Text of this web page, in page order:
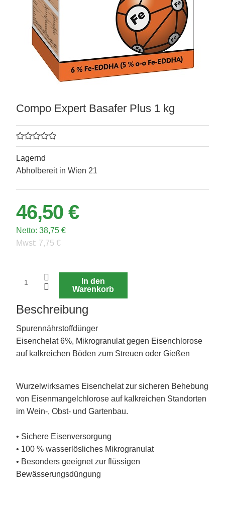
Compo Expert Basafer Plus 1 kg
Lagernd
Abholbereit in Wien 21
46,50 €
Netto: 38,75 €
Mwst: 7,75 €
In den
Warenkorb
Beschreibung
Spurennährstoffdünger
Eisenchelat 6%, Mikrogranulat gegen Eisenchlorose
auf kalkreichen Böden zum Streuen oder Gießen
Wurzelwirksames Eisenchelat zur sicheren Behebung
von Eisenmangelchlorose auf kalkreichen Standorten
im Wein-, Obst- und Gartenbau.
• Sichere Eisenversorgung
• 100 % wasserlösliches Mikrogranulat
• Besonders geeignet zur flüssigen
Bewässerungsdüngung